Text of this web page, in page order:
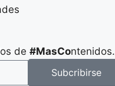
de #MasContenidos.
Subcribirse